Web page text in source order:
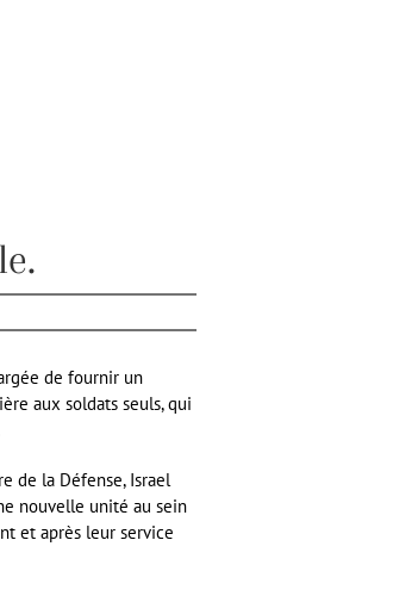
de fournir un
aux soldats seuls, qui
de la Défense, Israel
nouvelle unité au sein
et après leur service